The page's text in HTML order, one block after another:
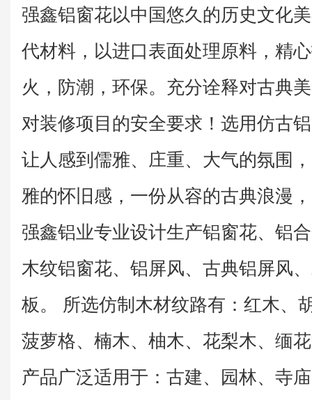
强鑫铝窗花以中国悠久的历史文化
代材料，以进口表面处理原料，精
火，防潮，环保。充分诠释对古典
对装修项目的安全要求！选用仿古
让人感到儒雅、庄重、大气的氛围
雅的怀旧感，一份从容的古典浪漫
强鑫铝业专业设计生产铝窗花、铝
木纹铝窗花、铝屏风、古典铝屏风
板。 所选仿制木材纹路有：红木、
菠萝格、楠木、柚木、花梨木、缅
产品广泛适用于：古建、园林、寺